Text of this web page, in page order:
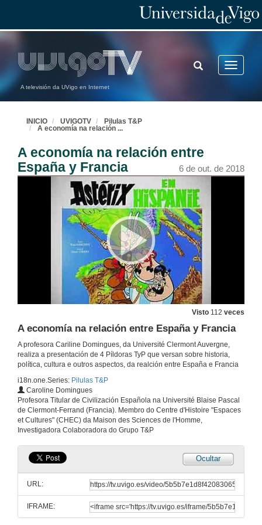
A televisión da UVigo en Internet
Toggle
TOGGLE
SEARCH
INICIO UVIGOTV
Pilulas T&P
A economía na relación ...
A economía na relación entre
España y Francia
6 de out. de 2018
Visto 112 veces
A economía na relación entre España y Francia
A profesora Cariline Domingues, da Université Clermont Auvergne,
realiza a presentación de 4 Píldoras TyP que versan sobre historia,
política, cultura e outros aspectos, da realción entre España e Francia
i18n.one.Series: Pilulas T&P
Caroline Domingues
Profesora Titular de Civilización Española na Université Blaise Pascal
de Clermont-Ferrand (Francia). Membro do Centre d'Histoire "Espaces
et Cultures" (CHEC) da Maison des Sciences de l'Homme,
Investigadora Colaboradora do Grupo T&P
Ocultar
URL:
IFRAME:
12 de set. de 2025
Didactique des langues étrangères
12 de set. de 2025
12 de set. de 2025
Techling 2021 Uvigo - T&P
25 de nov. de 2021
A tecnoloxía aplicada á tradución e a interpretación
20 de maio de 2021
Technologie appliquée à l' enseignement del langues
20 de maio de 2021
A tecnoloxía aplicada ao tratamento automático das linguas
20 de maio de 2021
Transdisciplinaridade e formação em tradução: um diálogo com os cursos de Tradução e Interpretação da UVigo
12 de mar. de 2020
Paratradução Publicitária: Análise Paratradutiva de Traillers e Teasers das Séries Originais da Netflix: «La Casa de Papel» e «Orange Is The New Black»